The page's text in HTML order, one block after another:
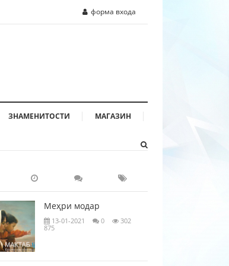
форма входа
ЗНАМЕНИТОСТИ МАГАЗИН
Меҳри модар
13-01-2021 0
302
875